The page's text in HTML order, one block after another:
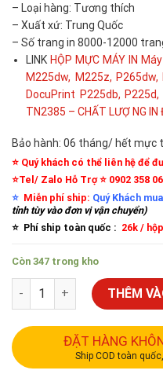
– Loại hàng: Tương thích
– Xuất xứ: Trung Quốc
– Số trang in 8000-12000
LINK HỘP MỰC MÁY IN
M225dw, M225z,
DocuPrint P225db,
TN2385 – CHẤT LƯỢ NG
Bảo hành: 06 tháng/ hết mực
⭐️ Quý khách có thể liên hệ để
⭐️Tel/ Zalo Hỗ Trợ ⭐️ 0902 358
⭐️ Miễn phí ship: Quý Khách mua
tỉnh tùy vào đơn vị vận chuyển)
⭐️ Phí ship toàn quốc : 26k /
Còn 347 trong kho
THÊM
ĐẶT HÀNG
Ship COD toàn